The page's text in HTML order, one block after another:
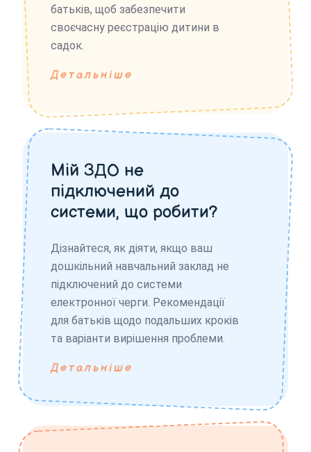
батьків, щоб забезпечити
своєчасну реєстрацію дитини в
садок.
Детальніше
Мій ЗДО не
підключений до
системи, що робити?
Дізнайтеся, як діяти, якщо ваш
дошкільний навчальний заклад не
підключений до системи
електронної черги. Рекомендації
для батьків щодо подальших кроків
та варіанти вирішення проблеми.
Детальніше